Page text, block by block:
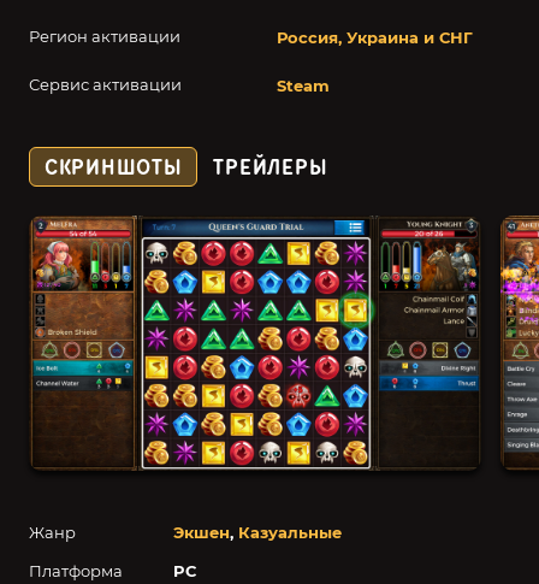
Регион активации Россия, Украина и СНГ
Сервис активации Steam
Жанр Экшен, Казуальные
Платформа
PC
СКРИНШОТЫ ТРЕЙЛЕРЫ